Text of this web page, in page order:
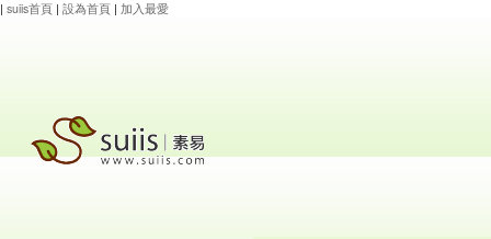
| suiis首頁 | 設為首頁 | 加入最愛